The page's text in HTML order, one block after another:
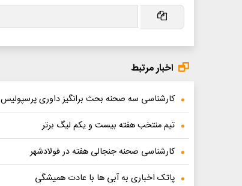
اخبار مرتبط
کارشناسی سه صحنه بحث برانگیز داوری پرسپولیس
تیم منتخب هفته بیست و یکم لیگ برتر
کارشناسی صحنه جنجالی هفته در فولادشهر
پاتک اخباری به آبی ها با عادت همیشگی